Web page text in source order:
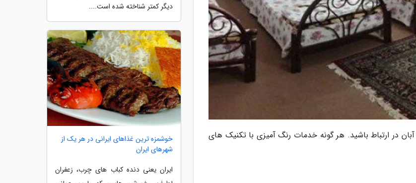
آبان در ارتباط باشید. هر گونه خدمات رنگ آمیزی با تکنیک های
دیگر کمتر شناخته شده است....
خوشمزه ترین غذاهای ایرانی در هر یک از
شهرهای ایران
ایران یعنی دنده کباب های چرب، زعفران